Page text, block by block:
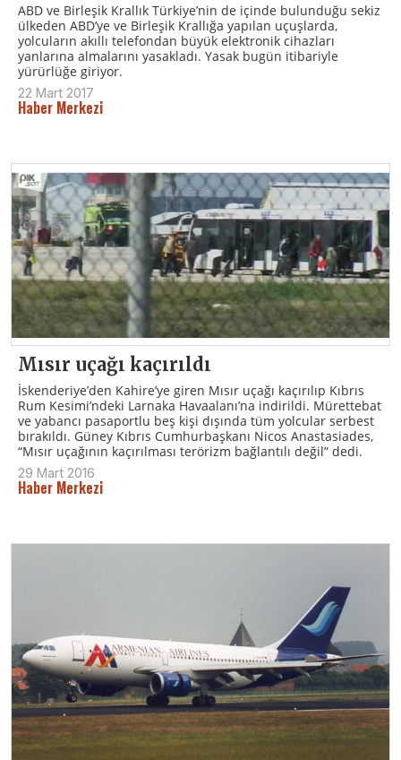
ABD ve Birleşik Krallık Türkiye’nin de içinde bulunduğu sekiz
ülkeden ABD’ye ve Birleşik Krallığa yapılan uçuşlarda,
yolcuların akıllı telefondan büyük elektronik cihazları
yanlarına almalarını yasakladı. Yasak bugün itibariyle
yürürlüğe giriyor.
22 Mart 2017
Haber Merkezi
Mısır uçağı kaçırıldı
İskenderiye’den Kahire’ye giren Mısır uçağı kaçırılıp Kıbrıs
Rum Kesimi’ndeki Larnaka Havaalanı’na indirildi. Mürettebat
ve yabancı pasaportlu beş kişi dışında tüm yolcular serbest
bırakıldı. Güney Kıbrıs Cumhurbaşkanı Nicos Anastasiades,
“Mısır uçağının kaçırılması terörizm bağlantılı değil” dedi.
29 Mart 2016
Haber Merkezi